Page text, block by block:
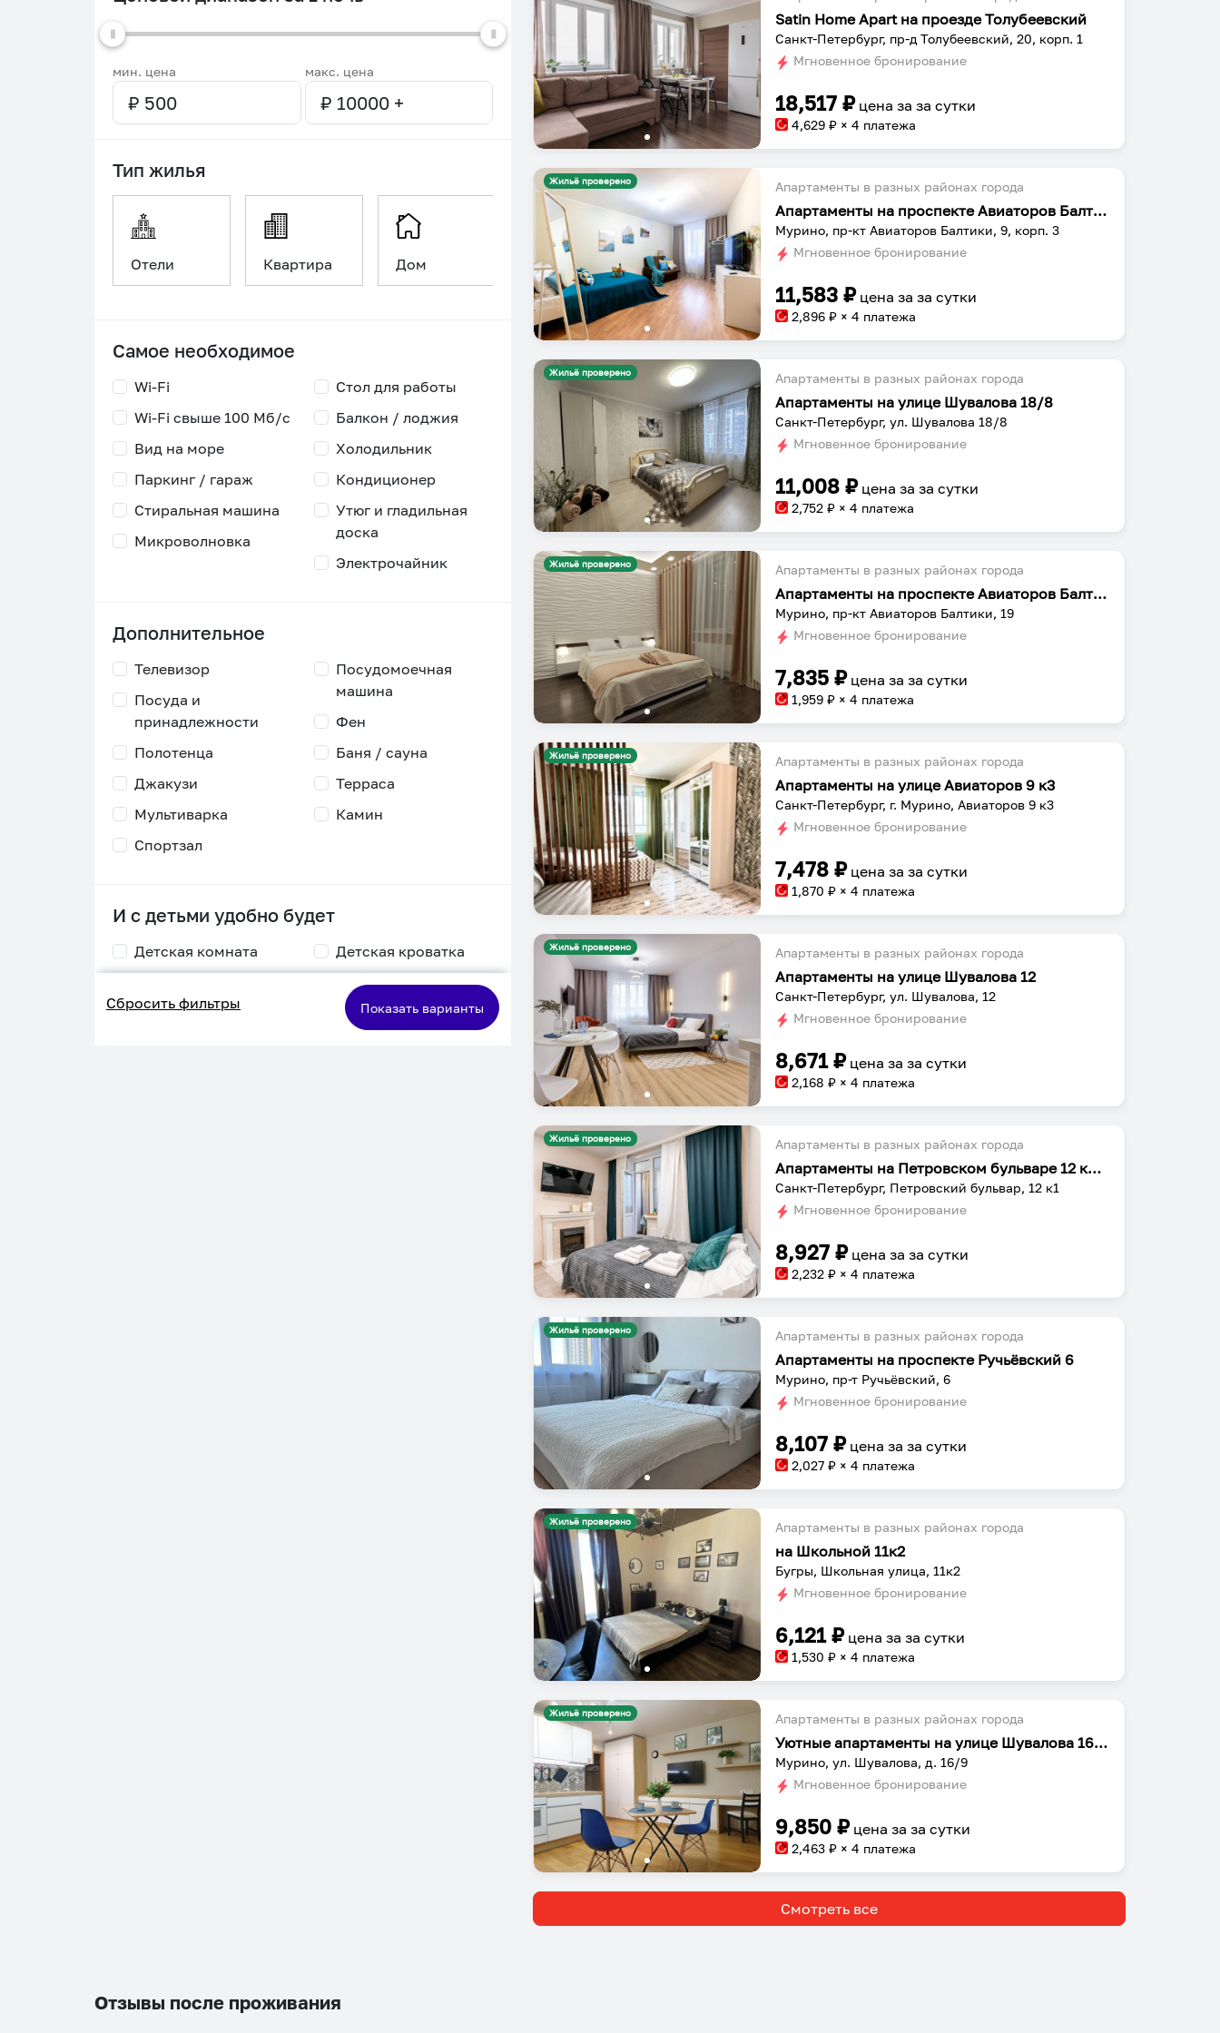
мин. цена макс. цена
Тип жилья
Отели Квартира Дом Уникальное
Самое необходимое
Wi-Fi
Wi-Fi свыше 100 Мб/с
Стол для работы
Балкон / лоджия
Вид на море
Паркинг / гараж
Холодильник
Кондиционер
Стиральная машина
Микроволновка
Утюг и гладильная
доска
Электрочайник
Дополнительное
Телевизор
Посуда и
принадлежности
Посудомоечная
машина
Фен
Полотенца
Джакузи
Баня / сауна
Терраса
Мультиварка
Спортзал
Камин
И с детьми удобно будет
Детская комната
кормления
Детская кроватка
Двухъярусная
кровать
Сбросить фильтры Показать варианты
Satin Home Apart на проезде Толубеевский
Санкт-Петербург, пр-д Толубеевский, 20, корп. 1
Мгновенное бронирование
18,517 ₽ цена заза сутки
4,629 ₽ × 4 платежа
Жильё проверено Апартаменты в разных районах города
Апартаменты на проспекте Авиаторов Балтики 9 корпус 3
Мурино, пр-кт Авиаторов Балтики, 9, корп. 3
Мгновенное бронирование
11,583 ₽ цена заза сутки
2,896 ₽ × 4 платежа
Жильё проверено Апартаменты в разных районах города
Апартаменты на улице Шувалова 18/8
Санкт-Петербург, ул. Шувалова 18/8
Мгновенное бронирование
11,008 ₽ цена заза сутки
2,752 ₽ × 4 платежа
Жильё проверено Апартаменты в разных районах города
Апартаменты на проспекте Авиаторов Балтики 19
Мурино, пр-кт Авиаторов Балтики, 19
Мгновенное бронирование
7,835 ₽ цена заза сутки
1,959 ₽ × 4 платежа
Жильё проверено Апартаменты в разных районах города
Апартаменты на улице Авиаторов 9 к3
Санкт-Петербург, г. Мурино, Авиаторов 9 к3
Мгновенное бронирование
7,478 ₽ цена заза сутки
1,870 ₽ × 4 платежа
Жильё проверено Апартаменты в разных районах города
Апартаменты на улице Шувалова 12
Санкт-Петербург, ул. Шувалова, 12
Мгновенное бронирование
8,671₽ цена заза сутки
2,168 ₽ × 4 платежа
Жильё проверено Апартаменты в разных районах города
Апартаменты на Петровском бульваре 12 корпус 1
Санкт-Петербург, Петровский бульвар, 12 к1
Мгновенное бронирование
8,927 ₽ цена заза сутки
2,232 ₽ × 4 платежа
Жильё проверено Апартаменты в разных районах города
Апартаменты на проспекте Ручьёвский 6
Мурино, пр-т Ручьёвский, 6
Мгновенное бронирование
8,107 ₽ цена заза сутки
2,027 ₽ × 4 платежа
Жильё проверено Апартаменты в разных районах города
на Школьной 11к2
Бугры, Школьная улица, 11к2
Мгновенное бронирование
6,121₽ цена заза сутки
1,530 ₽ × 4 платежа
Жильё проверено Апартаменты в разных районах города
Уютные апартаменты на улице Шувалова 16/9
Мурино, ул. Шувалова, д. 16/9
Мгновенное бронирование
9,850 ₽ цена заза сутки
2,463 ₽ × 4 платежа
Смотреть все
Отзывы после проживания